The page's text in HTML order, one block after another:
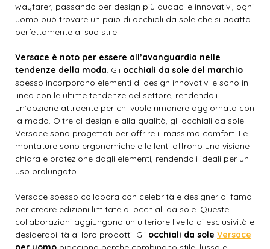
wayfarer, passando per design più audaci e innovativi, ogni
uomo può trovare un paio di occhiali da sole che si adatta
perfettamente al suo stile.
Versace è noto per essere all’avanguardia nelle
tendenze della moda. Gli occhiali da sole del marchio
spesso incorporano elementi di design innovativi e sono in
linea con le ultime tendenze del settore, rendendoli
un’opzione attraente per chi vuole rimanere aggiornato con
la moda. Oltre al design e alla qualità, gli occhiali da sole
Versace sono progettati per offrire il massimo comfort. Le
montature sono ergonomiche e le lenti offrono una visione
chiara e protezione dagli elementi, rendendoli ideali per un
uso prolungato.
Versace spesso collabora con celebrità e designer di fama
per creare edizioni limitate di occhiali da sole. Queste
collaborazioni aggiungono un ulteriore livello di esclusività e
desiderabilità ai loro prodotti. Gli occhiali da sole Versace